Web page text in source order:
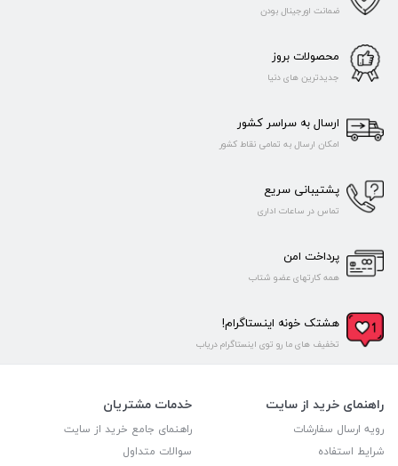
ضمانت اورجینال بودن
محصولات بروز
جدیدترین های دنیا
ارسال به سراسر کشور
امکان ارسال به تمامی نقاط کشور
پشتیبانی سریع
تماس در ساعات اداری
پرداخت امن
همه کارتهای عضو شتاب
هشتک خونه اینستاگرام!
تخفیف های ما رو توی اینستاگرام دریاب
راهنمای خرید از سایت
رویه ارسال سفارشات
شرایط استفاده
خدمات مشتریان
راهنمای جامع خرید از سایت
سوالات متداول